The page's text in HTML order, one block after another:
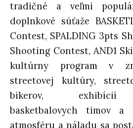
tradičné a veľmi
doplnkové súťaže
Contest, SPALDING 3pts
Shooting Contest, AND1
kultúrny program v
streetovej kultúry,
bikerov, exhibícií
basketbalovych timov
atmosféru a náladu sa